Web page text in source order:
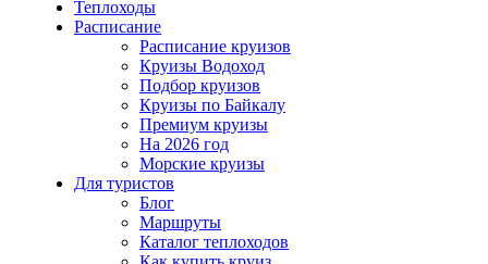
Теплоходы
Расписание
Расписание круизов
Круизы Водоход
Подбор круизов
Круизы по Байкалу
Премиум круизы
На 2026 год
Морские круизы
Для туристов
Блог
Маршруты
Каталог теплоходов